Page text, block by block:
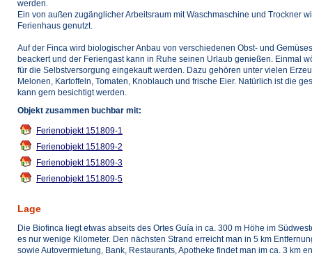
werden.
Ein von außen zugänglicher Arbeitsraum mit Waschmaschine und Trockner
Ferienhaus genutzt.
Auf der Finca wird biologischer Anbau von verschiedenen Obst- und
beackert und der Feriengast kann in Ruhe seinen Urlaub genießen. Einmal
für die Selbstversorgung eingekauft werden. Dazu gehören unter vielen
Melonen, Kartoffeln, Tomaten, Knoblauch und frische Eier. Natürlich ist die
kann gern besichtigt werden.
Objekt zusammen buchbar mit:
Ferienobjekt 151809-1
Ferienobjekt 151809-2
Ferienobjekt 151809-3
Ferienobjekt 151809-5
Lage
Die Biofinca liegt etwas abseits des Ortes Guía in ca. 300 m Höhe im
es nur wenige Kilometer. Den nächsten Strand erreicht man in 5 km
sowie Autovermietung, Bank, Restaurants, Apotheke findet man im ca. 3 km